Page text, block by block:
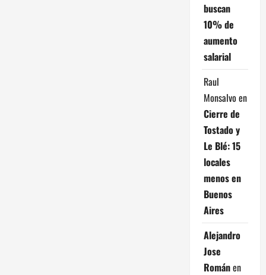
buscan
10% de
aumento
salarial
Raul
Monsalvo en
Cierre de
Tostado y
Le Blé: 15
locales
menos en
Buenos
Aires
Alejandro
Jose
Románen